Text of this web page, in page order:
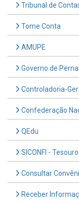
Tribunal de
Tome Conta
AMUPE
Governo de
Controladoria-
Confederação
QEdu
SICONFI -
Consultar
Receber